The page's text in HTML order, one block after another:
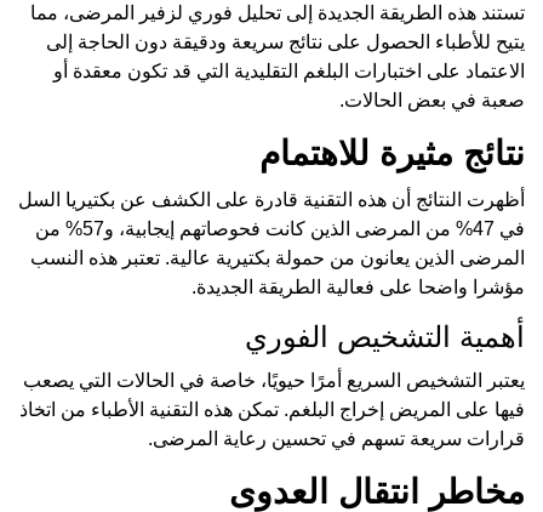
تستند هذه الطريقة الجديدة إلى تحليل فوري لزفير المرضى، مما
يتيح للأطباء الحصول على نتائج سريعة ودقيقة دون الحاجة إلى
الاعتماد على اختبارات البلغم التقليدية التي قد تكون معقدة أو
صعبة في بعض الحالات.
نتائج مثيرة للاهتمام
أظهرت النتائج أن هذه التقنية قادرة على الكشف عن بكتيريا السل
في 47% من المرضى الذين كانت فحوصاتهم إيجابية، و57% من
المرضى الذين يعانون من حمولة بكتيرية عالية. تعتبر هذه النسب
مؤشرا واضحا على فعالية الطريقة الجديدة.
أهمية التشخيص الفوري
يعتبر التشخيص السريع أمرًا حيويًا، خاصة في الحالات التي يصعب
فيها على المريض إخراج البلغم. تمكن هذه التقنية الأطباء من اتخاذ
قرارات سريعة تسهم في تحسين رعاية المرضى.
مخاطر انتقال العدوى